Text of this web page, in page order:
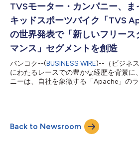
融合させた革新的な新モデル群によって
力的なモーターサイクルを創出すること
リハルにある旗艦製造拠点および本社へ
恩恵を受け、ノートン・モーターサイク
の再生は、慎重かつ戦略的なブランド再
ます。この再生戦略は、懐古的なマーケ
のではなく、多額の投資、卓越したエン
ザイン、そして過去を礎に未来のノート
革新的な新モデル群に支えられています
ノートンの新ソ...
TVSモーター・カンパニー、ま
キッドスポーツバイク「TVS
の世界発表で「新しいフリース
マンス」セグメントを創造
バンコク--(BUSINESS WIRE)--（ビジネ
にわたるレースでの豊かな経歴を背景
ニーは、自社を象徴する「Apache」の
世界中のバイクファンやアドレナリン愛
て新しい基準を築き、フリースタイラー
て比類ないライディング体験を約束しま
Back to Newsroom